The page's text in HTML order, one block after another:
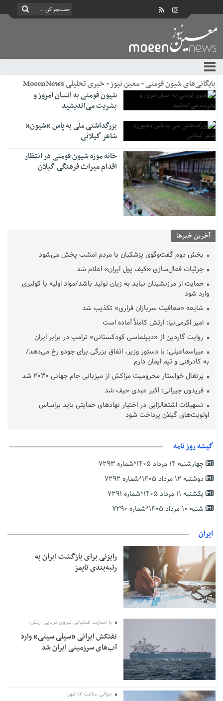
بایگانی‌های شیون فومنی - معین نیوز - خبری تحلیلی MoeenNews
شیون فومنی به انسان امروز و
بشریت می‌اندیشید
بزرگداشتی ملی به پاس “شیون”
شاعر گیلانی
خانه موزه شیون فومنی در انتظار
اقدام میراث فرهنگی گیلان
آخرین خبرها
بخش دوم گفت‌وگوی پزشکیان با مردم امشب پخش می‌شود
جزئیات فعال‌سازی «کیف پول ایران» اعلام شد
حمایت از مرزنشینان نباید به زیان تولید باشد/مواد اولیه با کولبری
وارد شود
شایعه «معافیت سربازان فراری» تکذیب شد
امیر اکرمی‌نیا: ارتش کاملاً آماده است
روایت گاردین از «دیپلماسی کودکستانی» ترامپ در برابر ایران
میراسماعیلی: با دستور وزیر، اتفاق بزرگی برای جودو رخ می‌دهد/
به کادرفنی و تیم ایمان دارم
پرتغال خواستار محرومیت مراکش از میزبانی جام جهانی ۲۰۳۰ شد
فریدون جیرانی: اکبر عبدی حیف شد
تسهیلات اشتغالزایی در اختیار نهادهای حمایتی باید براساس
اولویت‌های گیلان پرداخت شود
دفتر رهبر انقلاب: مطالب خارج از مراجع رسمی فاقد سندیت است
بقائی: فضای مذاکرات فنی و سیاسی ایران و عمان درباره تنگه هرمز،
مثبت است
رئیس سازمان جهاد کشاورزی استان: کشاورزان گیلان نسبت به
دریافت یارانه کود اقدام کنند
گیشه روز نامه
چهارشنبه ۱۴ مرداد ۱۴۰۵*شماره ۷۲۹۳
دوشنبه ۱۲ مرداد ۱۴۰۵*شماره ۷۲۹۲
یکشنبه ۱۱ مرداد ۱۴۰۵*شماره ۷۲۹۱
شنبه ۱۰ مرداد ۱۴۰۵*شماره ۷۲۹۰
ایران
رایزنی برای بازگشت ایران به
رتبه‌بندی تایمز
با حمایت عملیاتی نیروی دریایی ارتش؛
نفتکش ایرانی «سیلی سیتی» وارد
آب‌های سرزمینی ایران شد
حوالی ساعت ۱۲ ظهر؛